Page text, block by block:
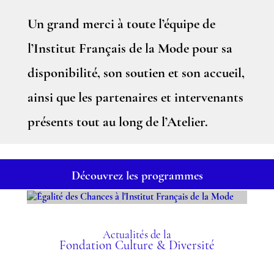
Un grand merci à toute l’équipe de
l’Institut Français de la Mode pour sa
disponibilité, son soutien et son accueil,
ainsi que les partenaires et intervenants
présents tout au long de l’Atelier.
Découvrez les programmes
ÉGALITÉ DES CHANCES À
L'INSTITUT FRANÇAIS DE
LA MODE
Actualités de la
Fondation Culture & Diversité